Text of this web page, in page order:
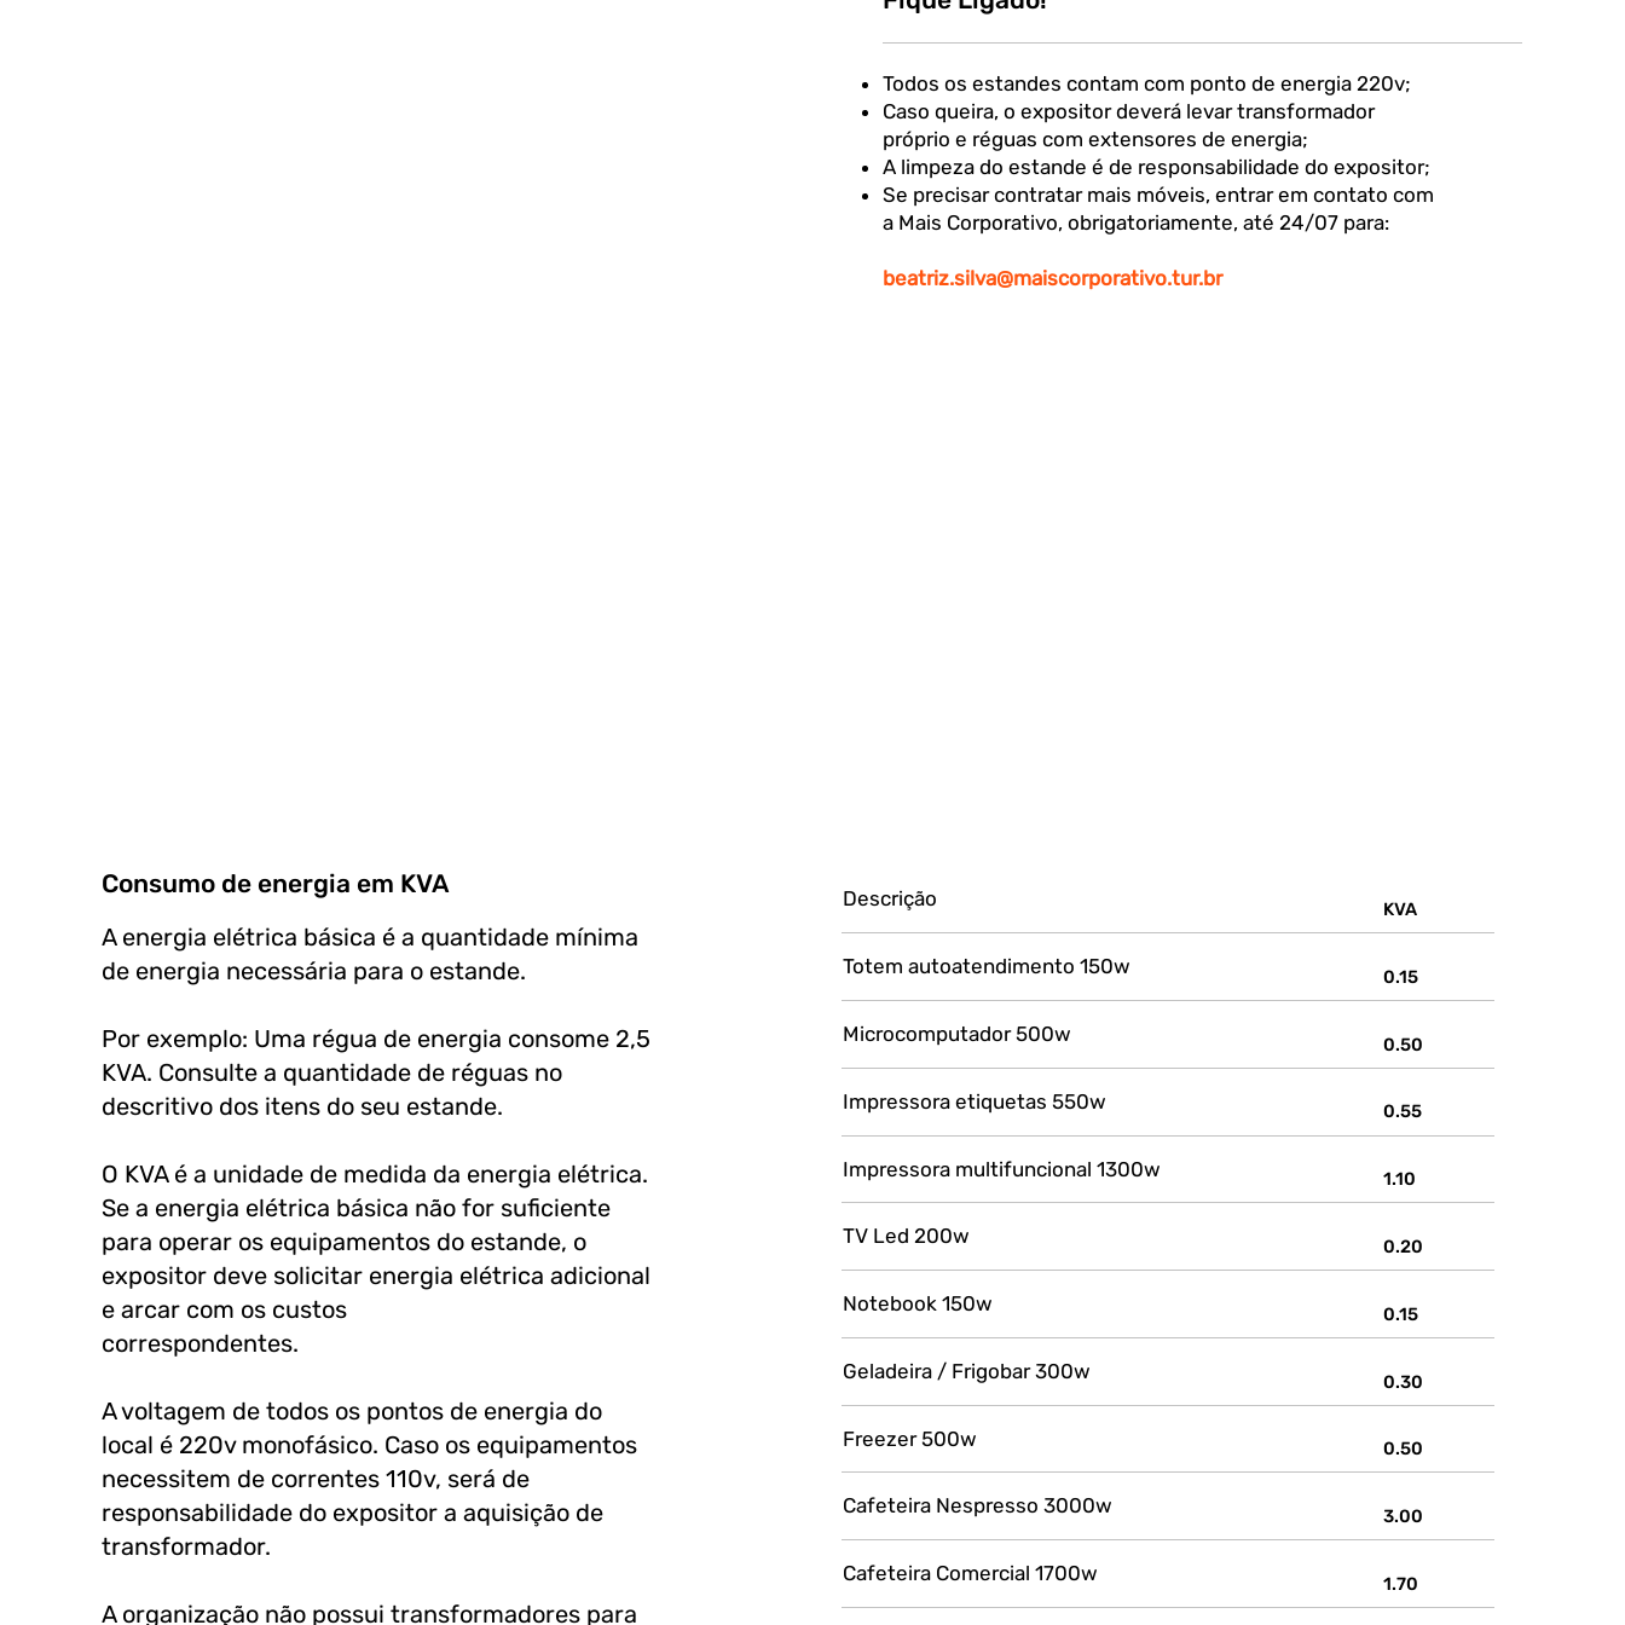
Todos os estandes contam com ponto de energia 220v;
Caso queira, o expositor deverá levar transformador
próprio e réguas com extensores de energia;
A limpeza do estande é de responsabilidade do expositor;
Se precisar contratar mais móveis, entrar em contato com
a Mais Corporativo, obrigatoriamente, até 24/07 para:
beatriz.silva@maiscorporativo.tur.br
Consumo de energia em KVA
A energia elétrica básica é a quantidade mínima
de energia necessária para o estande.
Por exemplo: Uma régua de energia consome 2,5
KVA. Consulte a quantidade de réguas no
descritivo dos itens do seu estande.
O KVA é a unidade de medida da energia elétrica.
Se a energia elétrica básica não for suficiente
para operar os equipamentos do estande, o
expositor deve solicitar energia elétrica adicional
e arcar com os custos
correspondentes.
A voltagem de todos os pontos de energia do
local é 220v monofásico. Caso os equipamentos
necessitem de correntes 110v, será de
responsabilidade do expositor a aquisição de
transformador.
A organização não possui transformadores para
Descrição KVA
Totem autoatendimento 150w 0.15
Microcomputador 500w 0.50
Impressora etiquetas 550w 0.55
Impressora multifuncional 1300w 1.10
TV Led 200w 0.20
Notebook 150w 0.15
Geladeira / Frigobar 300w 0.30
Freezer 500w 0.50
Cafeteira Nespresso 3000w 3.00
Cafeteira Comercial 1700w 1.70